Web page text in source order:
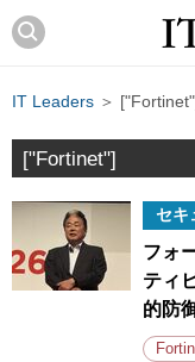
IT Leaders ＞
["Fortinet"]
セキ
フォ
ティ
的防